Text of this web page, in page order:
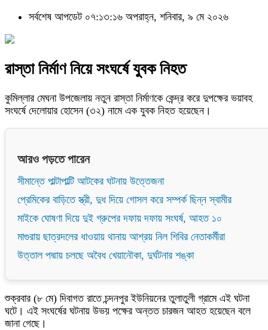
সর্বশেষ আপডেট ০৭:১৩:১৬ অপরাহ্ন, শনিবার, ৯ মে ২০২৬
রাস্তা নির্মাণ নিয়ে সংঘর্ষে যুবক নিহত
কুমিল্লার মেঘনা উপজেলায় নতুন রাস্তা নির্মাণকে কেন্দ্র করে দুপক্ষের ভয়াবহ
সংঘর্ষে দেলোয়ার হোসেন (৩২) নামে এক যুবক নিহত হয়েছেন।
আরও পড়তে পারেন
সীমান্তে পাল্টাপাল্টি আটকের ঘটনায় উত্তেজনা
প্রেমিকের বাড়িতে স্ত্রী, দুধ দিয়ে গোসল করে সম্পর্ক ছিন্ন স্বামীর
মাইকে ঘোষণা দিয়ে দুই গ্রুপের দফায় দফায় সংঘর্ষ, আহত ১০
মাগুরায় ছাত্রদলের ধাওয়ায় থানায় আশ্রয় নিল শিবির নেতাকর্মীরা
উত্তাল পদ্মায় চলছে অবৈধ খেয়ানৌকা, দুর্ঘটনার শঙ্কা
শুক্রবার (৮ মে) দিবাগত রাতে চন্দনপুর ইউনিয়নের তুলাতুলী গ্রামে এই ঘটনা
ঘটে। এই সংঘর্ষের ঘটনায় উভয় পক্ষের অন্তত চারজন আহত হয়েছেন বলে
জানা গেছে।